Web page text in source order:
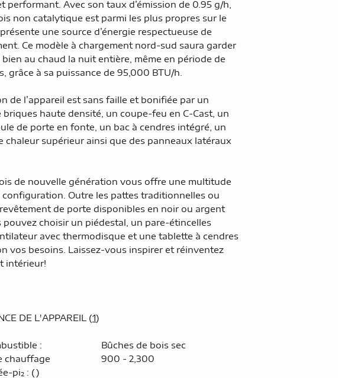
performant. Avec son taux d’émission de 0.95 g/h,
non catalytique est parmi les plus propres sur le
une source d’énergie respectueuse de
Ce modèle à chargement nord-sud saura garder
au chaud la nuit entière, même en période de
grâce à sa puissance de 95,000 BTU/h.
de l’appareil est sans faille et bonifiée par un
briques haute densité, un coupe-feu en C-Cast, un
de porte en fonte, un bac à cendres intégré, un
chaleur supérieur ainsi que des panneaux latéraux
de nouvelle génération vous offre une multitude
configuration. Outre les pattes traditionnelles ou
de porte disponibles en noir ou argent
pouvez choisir un piédestal, un pare-étincelles
avec thermodisque et une tablette à cendres
vos besoins. Laissez-vous inspirer et réinventez
intérieur!
DE L'APPAREIL (1)
:
Bûches de bois sec
chauffage
pi² : ()
900 - 2,300